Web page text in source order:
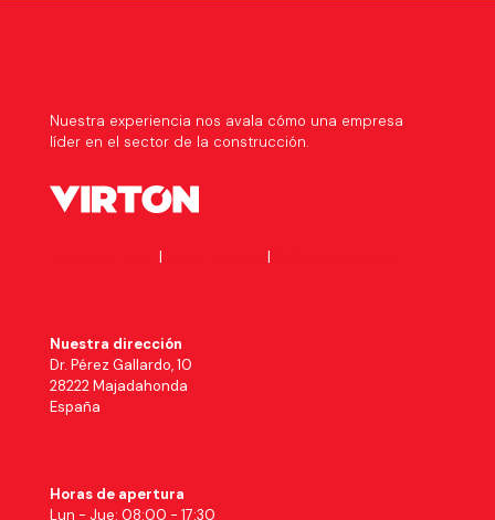
Nuestra experiencia nos avala cómo una empresa
líder en el sector de la construcción.
| |
Nuestra dirección
Dr. Pérez Gallardo, 10
28222 Majadahonda
España
Horas de apertura
Lun - Jue: 08:00 - 17:30